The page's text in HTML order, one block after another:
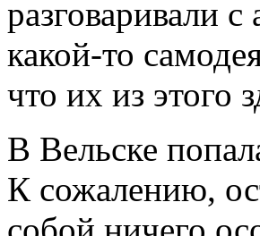
разговаривали
какой-то
что их из этого
В Вельске
К сожалению,